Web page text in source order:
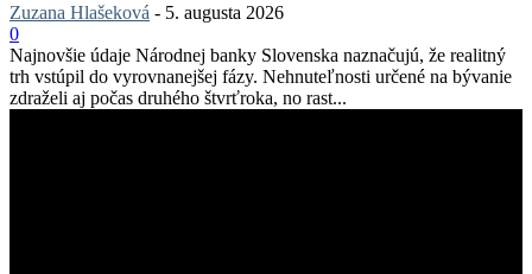
Zuzana Hlašeková - 5. augusta 2026
0
Najnovšie údaje Národnej banky Slovenska naznačujú, že realitný
trh vstúpil do vyrovnanejšej fázy. Nehnuteľnosti určené na bývanie
zdraželi aj počas druhého štvrťroka, no rast...